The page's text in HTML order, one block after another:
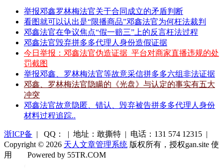
举报邓鑫罗林梅法官关于合同成立的矛盾判断
看图就可以认出是“限播商品”邓鑫法官为何枉法裁判
邓鑫法官在争议焦点“假一赔三”上的反言枉法过程
邓鑫法官毁弃拼多多代理人身份造假证据
今日举报：邓鑫法官伪造证据_平台对商家直播违规的处
罚截图
举报邓鑫、罗林梅法官等故意采信拼多多六组非法证据
邓鑫、罗林梅法官隐瞒的《光盘》与认定的事实有五大
冲突
邓鑫法官故意隐匿、错认、毁弃被告拼多多代理人身份
材料过程追踪..
浙ICP备 | QQ： | 地址：敢撕特 | 电话：131 574 12315 |
Copyright © 2026 天人文章管理系统 版权所有，授权gan.site 使
用
Powered by 55TR.COM